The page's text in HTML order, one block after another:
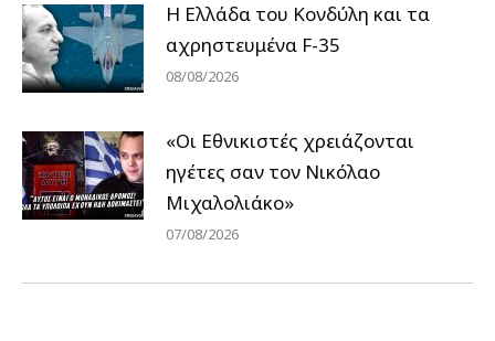
Η Ελλάδα του Κονδύλη και τα
αχρηστευμένα F-35
08/08/2026
«Οι Εθνικιστές χρειάζονται
ηγέτες σαν τον Νικόλαο
Μιχαλολιάκο»
07/08/2026